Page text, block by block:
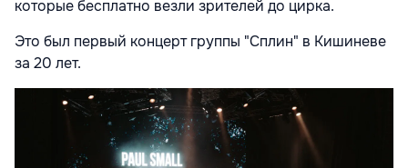
которые бесплатно везли зрителей до цирка.
Это был первый концерт группы "Сплин" в Кишиневе
за 20 лет.